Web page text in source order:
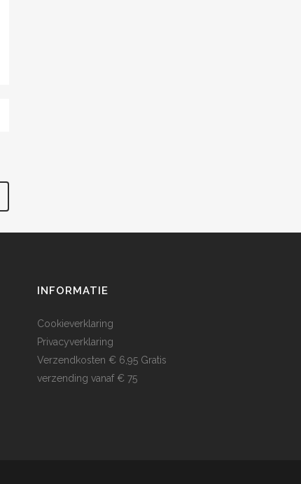
INFORMATIE
Cookieverklaring
Privacyverklaring
Verzendkosten € 6,95 Gratis
verzending vanaf € 75